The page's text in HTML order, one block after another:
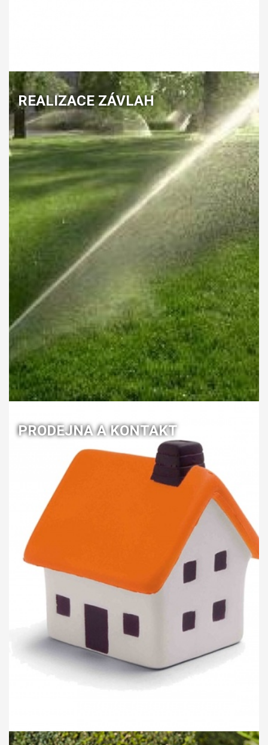
REALIZACE ZÁVLAH
PRODEJNA A KONTAKT